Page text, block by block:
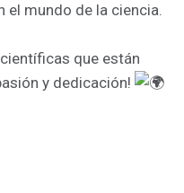
el mundo de la ciencia.
que están
y dedicación!